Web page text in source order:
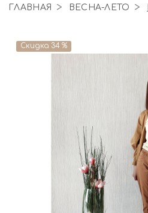
ГЛАВНАЯ ВЕСНА-ЛЕТО
Скидка 34 %